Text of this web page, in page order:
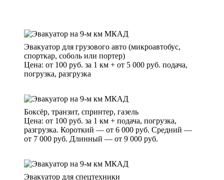
Эвакуатор для грузового авто (микроавтобус,
спорткар, соболь или портер)
Цена: от 100 руб. за 1 км + от 5 000 руб. подача,
погрузка, разгрузка
Боксёр, транзит, спринтер, газель
Цена: от 100 руб. за 1 км + подача, погрузка,
разгрузка. Короткий — от 6 000 руб. Средний —
от 7 000 руб. Длинный — от 9 000 руб.
Эвакуатор для спецтехники